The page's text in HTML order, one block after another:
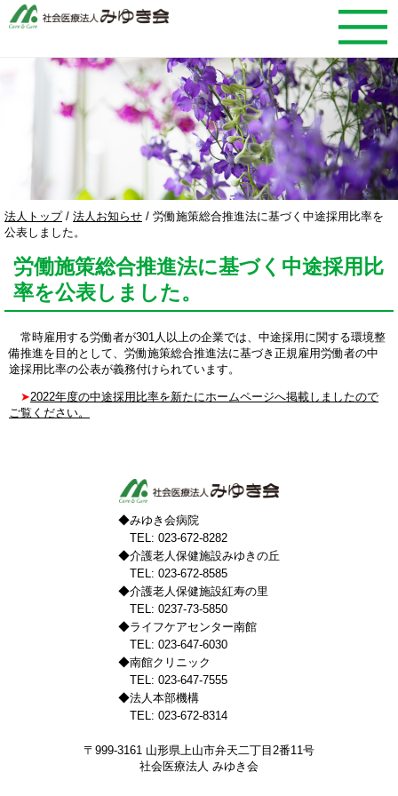
このページの本文へ
現
在
位
置：
法人トップ/ 法人お知らせ / 労働施策総合推進法に基づく中途採用比率を
公表しました。
労働施策総合推進法に基づく中途採用比
率を公表しました。
常時雇用する労働者が301人以上の企業では、中途採用に関する環境整
備推進を目的として、労働施策総合推進法に基づき正規雇用労働者の中
途採用比率の公表が義務付けられています。
➤2022年度の中途採用比率を新たにホームページへ掲載しましたので
ご覧ください。
◆みゆき会病院
TEL: 023-672-8282
◆介護老人保健施設みゆきの丘
TEL: 023-672-8585
◆介護老人保健施設紅寿の里
TEL: 0237-73-5850
◆ライフケアセンター南館
TEL: 023-647-6030
◆南館クリニック
TEL: 023-647-7555
◆法人本部機構
TEL: 023-672-8314
〒999-3161 山形県上山市弁天二丁目2番11号
社会医療法人 みゆき会